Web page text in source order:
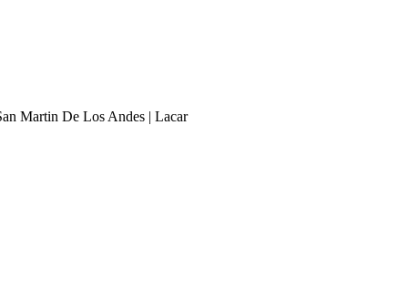
Martin De Los Andes | Lacar